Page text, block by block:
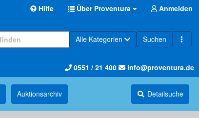
Hilfe Über Proventura Anmelden
Alle Kategorien Suchen
0551 / 21 400 info@proventura.de
Auktions­archiv Detailsuche